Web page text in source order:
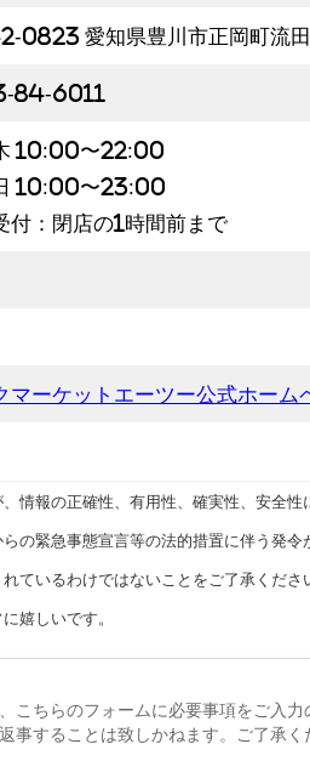
0823 愛知県豊川市正岡町流
84-6011
10:00〜22:00
10:00〜23:00
付：閉店の1時間前まで
マーケットエーツー公式ホーム
情報の正確性、有用性、確実性、安全性
の緊急事態宣言等の法的措置に伴う発令
ているわけではないことをご了承くださ
嬉しいです。
こちらのフォームに必要事項をご入
事することは致しかねます。ご了承く